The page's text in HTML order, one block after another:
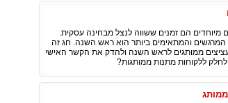
מיוחדים הם זמנים ששווה לנצל מבחינה עסקית.
והמתאימים ביותר הוא ראש השנה. חג זה
ממותגים לראש השנה ולהדק את הקשר האישי